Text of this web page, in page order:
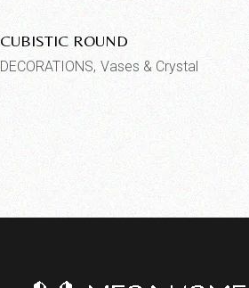
CUBISTIC ROUND
DECORATIONS Vases & Crystal